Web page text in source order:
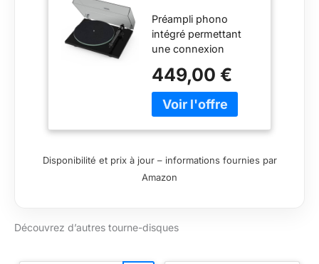
avec préampli
intégré (Noir)
Préampli phono
intégré permettant
une connexion
parleurs ou
amplificateurs
alimentés Utilise un
pour une vitesse
constante et une
cartouche Ortofon
449,00 €
Disponibilité et prix à jour – informations fournies par
Amazon
Découvrez d’autres tourne-disques